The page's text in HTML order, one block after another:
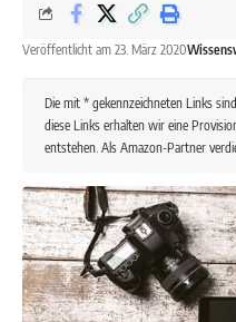
Veröffentlicht am 23. März 2020
Die mit * gekennzeichneten Links
diese Links erhalten wir eine
entstehen. Als Amazon-Partner